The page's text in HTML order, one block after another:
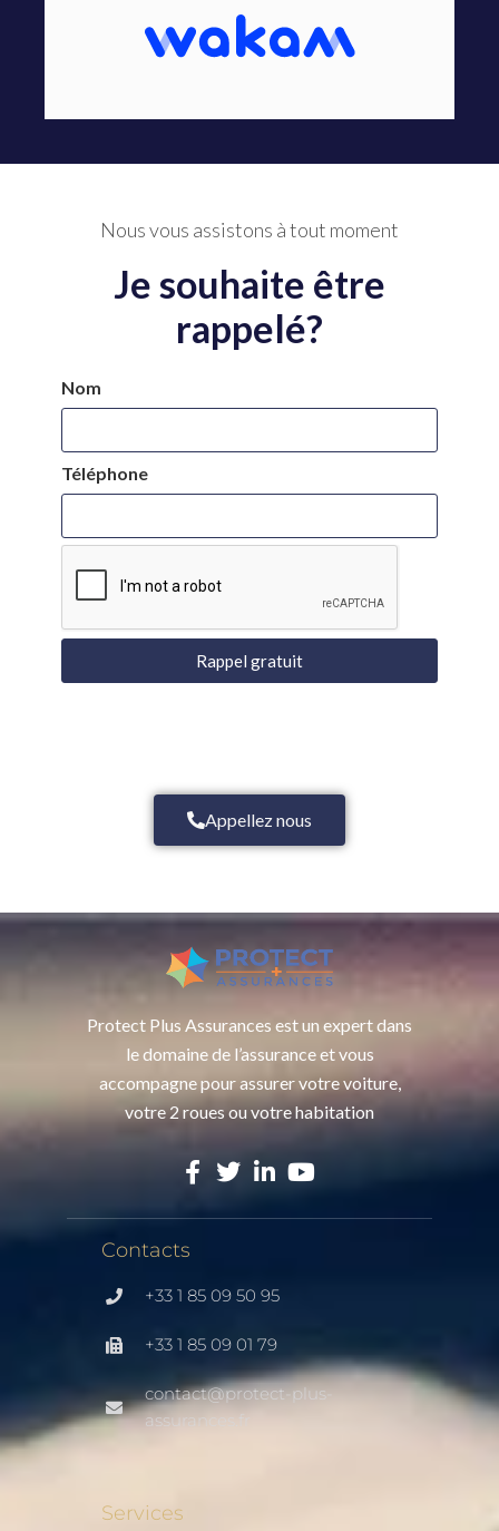
Nous vous assistons à tout moment
Je souhaite être
rappelé?
Nom
Téléphone
Rappel gratuit
Appellez nous
Protect Plus Assurances est un expert dans
le domaine de l’assurance et vous
accompagne pour assurer votre voiture,
votre 2 roues ou votre habitation
Contacts
+33 1 85 09 50 95
+33 1 85 09 01 79
contact@protect-plus-
assurances.fr
Services